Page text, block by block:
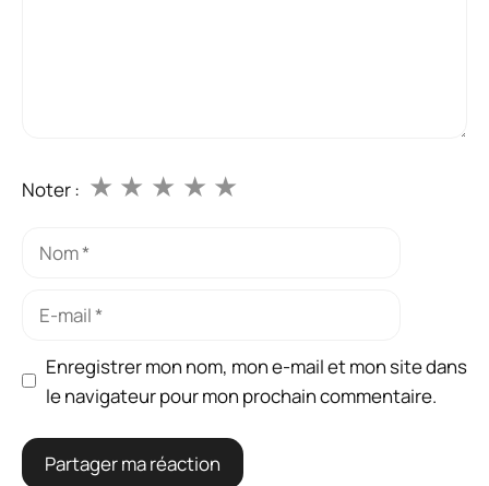
Noter : ★
★
★
★
★
Nom
Enregistrer mon nom, mon e-mail et mon site dans
le navigateur pour mon prochain commentaire.